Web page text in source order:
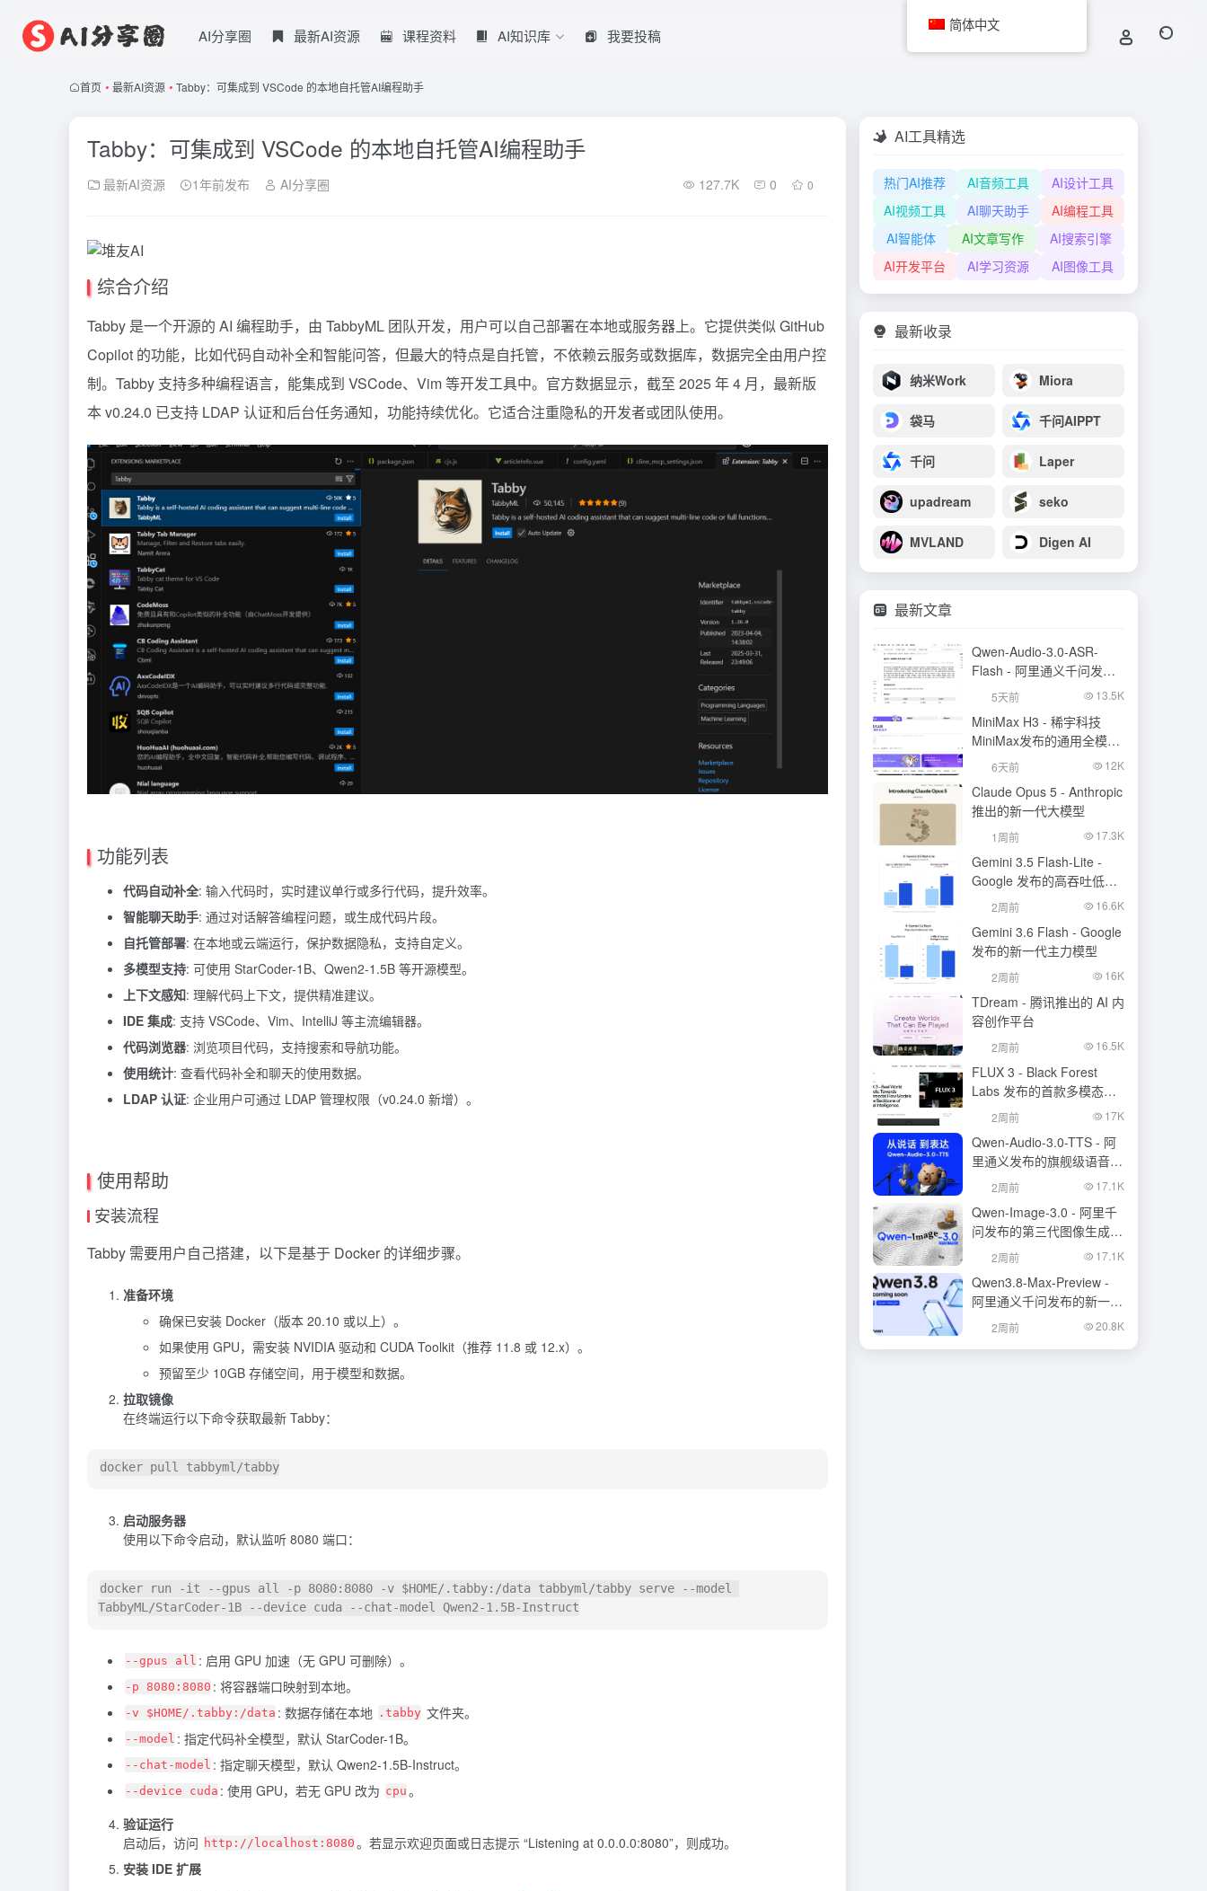
AI分享圈 最新AI资源 课程资料 AI知识库 我要投稿
首页 • 最新AI资源 • Tabby：可集成到 VSCode 的本地自托管AI编程助手
Tabby：可集成到 VSCode 的本地自托管AI编程助手
最新AI资源 1年前发布 AI分享圈 127.7K 0 0
综合介绍
Tabby 是一个开源的 AI 编程助手，由 TabbyML 团队开发，用户可以自己部署在本地或服务器上。它提供类似 GitHub
Copilot 的功能，比如代码自动补全和智能问答，但最大的特点是自托管，不依赖云服务或数据库，数据完全由用户控
制。Tabby 支持多种编程语言，能集成到 VSCode、Vim 等开发工具中。官方数据显示，截至 2025 年 4 月，最新版
本 v0.24.0 已支持 LDAP 认证和后台任务通知，功能持续优化。它适合注重隐私的开发者或团队使用。
功能列表
代码自动补全: 输入代码时，实时建议单行或多行代码，提升效率。
智能聊天助手: 通过对话解答编程问题，或生成代码片段。
自托管部署: 在本地或云端运行，保护数据隐私，支持自定义。
多模型支持: 可使用 StarCoder-1B、Qwen2-1.5B 等开源模型。
上下文感知: 理解代码上下文，提供精准建议。
IDE 集成: 支持 VSCode、Vim、IntelliJ 等主流编辑器。
代码浏览器: 浏览项目代码，支持搜索和导航功能。
使用统计: 查看代码补全和聊天的使用数据。
LDAP 认证: 企业用户可通过 LDAP 管理权限（v0.24.0 新增）。
使用帮助
安装流程
Tabby 需要用户自己搭建，以下是基于 Docker 的详细步骤。
准备环境
确保已安装 Docker（版本 20.10 或以上）。
如果使用 GPU，需安装 NVIDIA 驱动和 CUDA Toolkit（推荐 11.8 或 12.x）。
预留至少 10GB 存储空间，用于模型和数据。
拉取镜像
在终端运行以下命令获取最新 Tabby：
启动服务器
使用以下命令启动，默认监听 8080 端口：
docker run -it --gpus all -p 8080:8080 -v $HOME/.tabby:/data tabbyml/tabby serve --model
--gpus all : 启用 GPU 加速（无 GPU 可删除）。
-p 8080:8080 : 将容器端口映射到本地。
-v $HOME/.tabby:/data : 数据存储在本地 .tabby 文件夹。
--model : 指定代码补全模型，默认 StarCoder-1B。
--chat-model : 指定聊天模型，默认 Qwen2-1.5B-Instruct。
--device cuda : 使用 GPU，若无 GPU 改为 cpu 。
验证运行
启动后，访问 http://localhost:8080 。若显示欢迎页面或日志提示 “Listening at 0.0.0.0:8080”，则成功。
安装 IDE 扩展
AI工具精选
热门AI推荐 AI音频工具
AI设计工具
AI视频工具
AI聊天助手
AI编程工具
AI智能体
AI文章写作
AI搜索引擎
AI开发平台
AI学习资源 AI图像工具
最新收录
纳米Work Miora
袋马 千问AIPPT
千问 Laper
upadream seko
MVLAND Digen AI
最新文章
Qwen-Audio-3.0-ASR-
Flash - 阿里通义千问发布
的语音识别大模型
5天前 13.5K
MiniMax H3 - 稀宇科技
MiniMax发布的通用全模态
生成模型
6天前 12K
Claude Opus 5 - Anthropic
推出的新一代大模型
1周前 17.3K
Gemini 3.5 Flash-Lite -
Google 发布的高吞吐低成
本模型
2周前 16.6K
Gemini 3.6 Flash - Google
发布的新一代主力模型
2周前 16K
TDream - 腾讯推出的 AI 内
容创作平台
2周前 16.5K
FLUX 3 - Black Forest
Labs 发布的首款多模态基
础模型
2周前 17K
Qwen-Audio-3.0-TTS - 阿
里通义发布的旗舰级语音合
成大模型
2周前 17.1K
Qwen-Image-3.0 - 阿里千
问发布的第三代图像生成基
础模型
2周前 17.1K
Qwen3.8-Max-Preview -
阿里通义千问发布的新一代
旗舰大模型
2周前 20.8K
简体中文